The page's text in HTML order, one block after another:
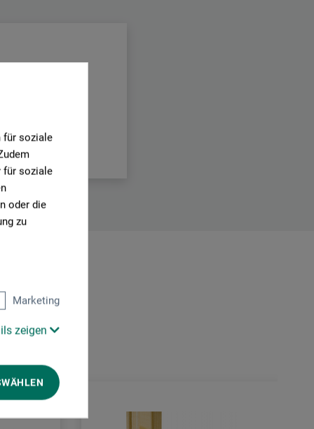
für soziale
für soziale
oder die
zu
Marketing
zeigen